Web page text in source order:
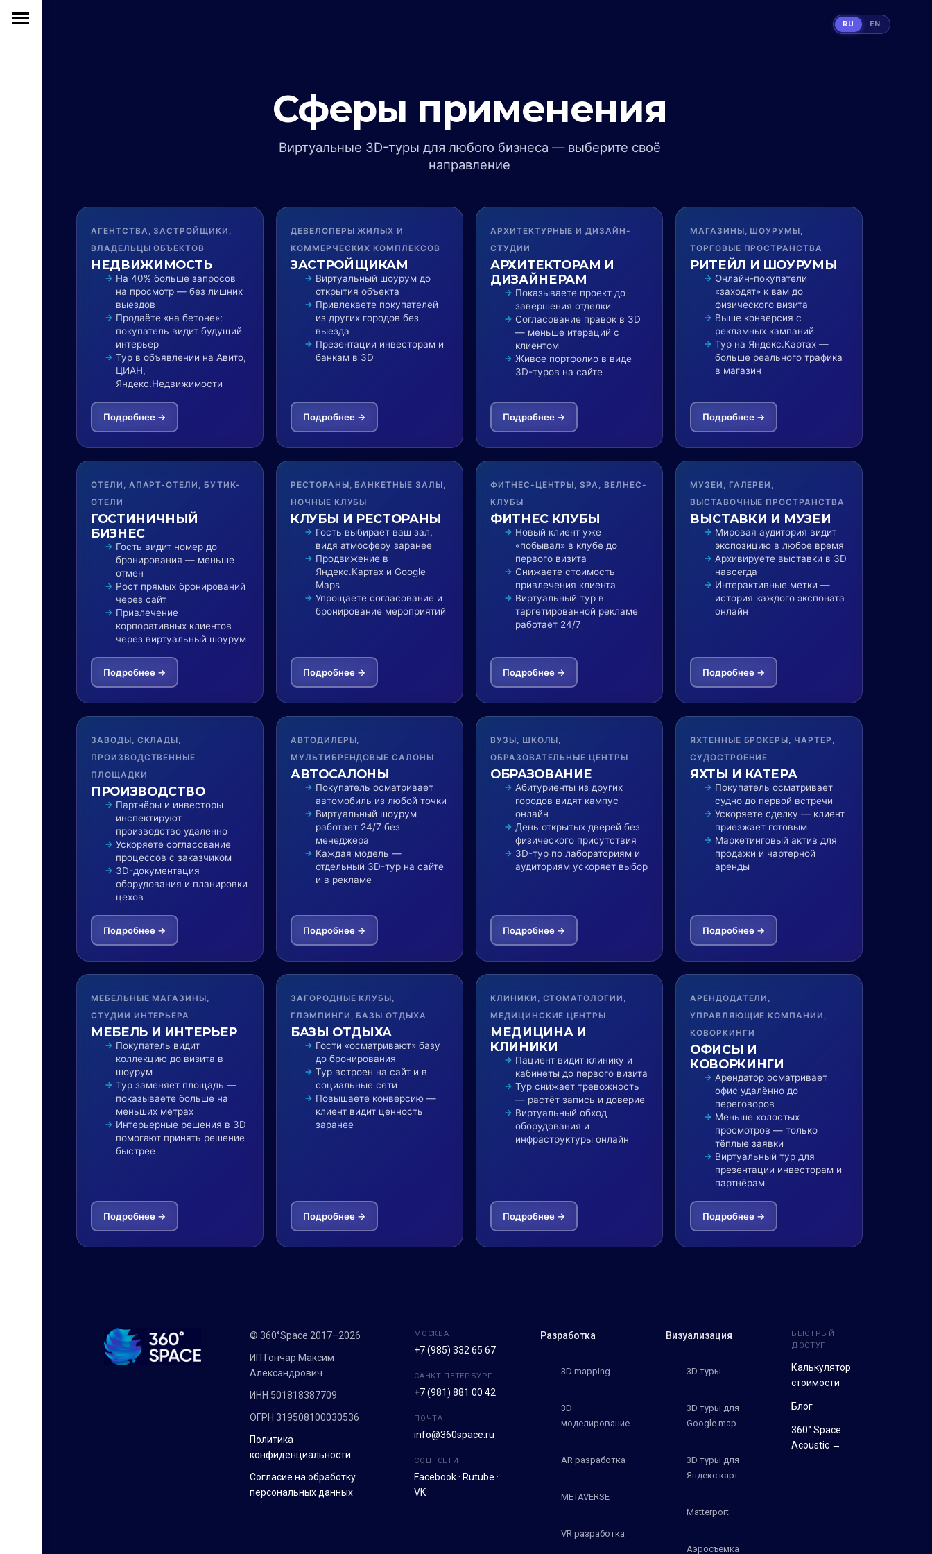
Сферы применения
Виртуальные 3D-туры для любого бизнеса — выберите своё
направление
АГЕНТСТВА, ЗАСТРОЙЩИКИ,
ВЛАДЕЛЬЦЫ ОБЪЕКТОВ
НЕДВИЖИМОСТЬ
На 40% больше запросов
на просмотр — без лишних
выездов
Продаёте «на бетоне»:
покупатель видит будущий
интерьер
Тур в объявлении на Авито,
ЦИАН,
Яндекс.Недвижимости
Подробнее →
ДЕВЕЛОПЕРЫ ЖИЛЫХ И
КОММЕРЧЕСКИХ КОМПЛЕКСОВ
ЗАСТРОЙЩИКАМ
Виртуальный шоурум до
открытия объекта
Привлекаете покупателей
из других городов без
выезда
Презентации инвесторам и
банкам в 3D
Подробнее →
АРХИТЕКТУРНЫЕ И ДИЗАЙН-
СТУДИИ
АРХИТЕКТОРАМ И
ДИЗАЙНЕРАМ
Показываете проект до
завершения отделки
Согласование правок в 3D
— меньше итераций с
клиентом
Живое портфолио в виде
3D-туров на сайте
Подробнее →
МАГАЗИНЫ, ШОУРУМЫ,
ТОРГОВЫЕ ПРОСТРАНСТВА
РИТЕЙЛ И ШОУРУМЫ
Онлайн-покупатели
«заходят» к вам до
физического визита
Выше конверсия с
рекламных кампаний
Тур на Яндекс.Картах —
больше реального трафика
в магазин
Подробнее →
ОТЕЛИ, АПАРТ-ОТЕЛИ, БУТИК-
ОТЕЛИ
ГОСТИНИЧНЫЙ
БИЗНЕС
Гость видит номер до
бронирования — меньше
отмен
Рост прямых бронирований
через сайт
Привлечение
корпоративных клиентов
через виртуальный шоурум
Подробнее →
РЕСТОРАНЫ, БАНКЕТНЫЕ ЗАЛЫ,
НОЧНЫЕ КЛУБЫ
КЛУБЫ И РЕСТОРАНЫ
Гость выбирает ваш зал,
видя атмосферу заранее
Продвижение в
Яндекс.Картах и Google
Maps
Упрощаете согласование и
бронирование мероприятий
Подробнее →
ФИТНЕС-ЦЕНТРЫ, SPA, ВЕЛНЕС-
КЛУБЫ
ФИТНЕС КЛУБЫ
Новый клиент уже
«побывал» в клубе до
первого визита
Снижаете стоимость
привлечения клиента
Виртуальный тур в
таргетированной рекламе
работает 24/7
Подробнее →
МУЗЕИ, ГАЛЕРЕИ,
ВЫСТАВОЧНЫЕ ПРОСТРАНСТВА
ВЫСТАВКИ И МУЗЕИ
Мировая аудитория видит
экспозицию в любое время
Архивируете выставки в 3D
навсегда
Интерактивные метки —
история каждого экспоната
онлайн
Подробнее →
ЗАВОДЫ, СКЛАДЫ,
ПРОИЗВОДСТВЕННЫЕ
ПЛОЩАДКИ
ПРОИЗВОДСТВО
Партнёры и инвесторы
инспектируют
производство удалённо
Ускоряете согласование
процессов с заказчиком
3D-документация
оборудования и планировки
цехов
Подробнее →
АВТОДИЛЕРЫ,
МУЛЬТИБРЕНДОВЫЕ САЛОНЫ
АВТОСАЛОНЫ
Покупатель осматривает
автомобиль из любой точки
Виртуальный шоурум
работает 24/7 без
менеджера
Каждая модель —
отдельный 3D-тур на сайте
и в рекламе
Подробнее →
ВУЗЫ, ШКОЛЫ,
ОБРАЗОВАТЕЛЬНЫЕ ЦЕНТРЫ
ОБРАЗОВАНИЕ
Абитуриенты из других
городов видят кампус
онлайн
День открытых дверей без
физического присутствия
3D-тур по лабораториям и
аудиториям ускоряет выбор
Подробнее →
ЯХТЕННЫЕ БРОКЕРЫ, ЧАРТЕР,
СУДОСТРОЕНИЕ
ЯХТЫ И КАТЕРА
Покупатель осматривает
судно до первой встречи
Ускоряете сделку — клиент
приезжает готовым
Маркетинговый актив для
продажи и чартерной
аренды
Подробнее →
МЕБЕЛЬНЫЕ МАГАЗИНЫ,
СТУДИИ ИНТЕРЬЕРА
МЕБЕЛЬ И ИНТЕРЬЕР
Покупатель видит
коллекцию до визита в
шоурум
Тур заменяет площадь —
показываете больше на
меньших метрах
Интерьерные решения в 3D
помогают принять решение
быстрее
Подробнее →
ЗАГОРОДНЫЕ КЛУБЫ,
ГЛЭМПИНГИ, БАЗЫ ОТДЫХА
БАЗЫ ОТДЫХА
Гости «осматривают» базу
до бронирования
Тур встроен на сайт и в
социальные сети
Повышаете конверсию —
клиент видит ценность
заранее
Подробнее →
КЛИНИКИ, СТОМАТОЛОГИИ,
МЕДИЦИНСКИЕ ЦЕНТРЫ
МЕДИЦИНА И
КЛИНИКИ
Пациент видит клинику и
кабинеты до первого визита
Тур снижает тревожность
— растёт запись и доверие
Виртуальный обход
оборудования и
инфраструктуры онлайн
Подробнее →
АРЕНДОДАТЕЛИ,
УПРАВЛЯЮЩИЕ КОМПАНИИ,
КОВОРКИНГИ
ОФИСЫ И
КОВОРКИНГИ
Арендатор осматривает
офис удалённо до
переговоров
Меньше холостых
просмотров — только
тёплые заявки
Виртуальный тур для
презентации инвесторам и
партнёрам
Подробнее →
© 360°Space 2017–2026
ИП Гончар Максим
Александрович
ИНН 501818387709
ОГРН 319508100030536
Политика
конфиденциальности
Согласие на обработку
персональных данных
МОСКВА
+7 (985) 332 65 67
САНКТ-ПЕТЕРБУРГ
+7 (981) 881 00 42
ПОЧТА
info@360space.ru
СОЦ. СЕТИ
Facebook · Rutube ·
VK
Разработка
3D mapping
3D
моделирование
AR разработка
METAVERSE
VR разработка
Визуализация
3D туры
3D туры для
Google map
3D туры для
Яндекс карт
Matterport
Аэросъемка
БЫСТРЫЙ
ДОСТУП
Калькулятор
стоимости
Блог
360° Space
Acoustic →
RU EN